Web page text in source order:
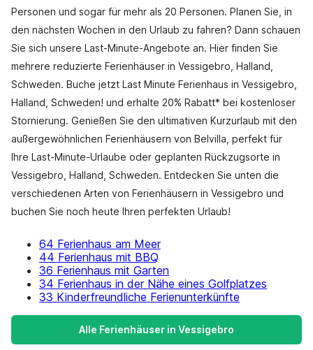
Personen und sogar für mehr als 20 Personen. Planen Sie, in
den nächsten Wochen in den Urlaub zu fahren? Dann schauen
Sie sich unsere Last-Minute-Angebote an. Hier finden Sie
mehrere reduzierte Ferienhäuser in Vessigebro, Halland,
Schweden. Buche jetzt Last Minute Ferienhaus in Vessigebro,
Halland, Schweden! und erhalte 20% Rabatt* bei kostenloser
Stornierung. Genießen Sie den ultimativen Kurzurlaub mit den
außergewöhnlichen Ferienhäusern von Belvilla, perfekt für
Ihre Last-Minute-Urlaube oder geplanten Rückzugsorte in
Vessigebro, Halland, Schweden. Entdecken Sie unten die
verschiedenen Arten von Ferienhäusern in Vessigebro und
buchen Sie noch heute Ihren perfekten Urlaub!
64 Ferienhaus am Meer
44 Ferienhaus mit BBQ
36 Ferienhaus mit Garten
34 Ferienhaus in der Nähe eines Golfplatzes
33 Kinderfreundliche Ferienunterkünfte
Alle Ferienhäuser in Vessigebro